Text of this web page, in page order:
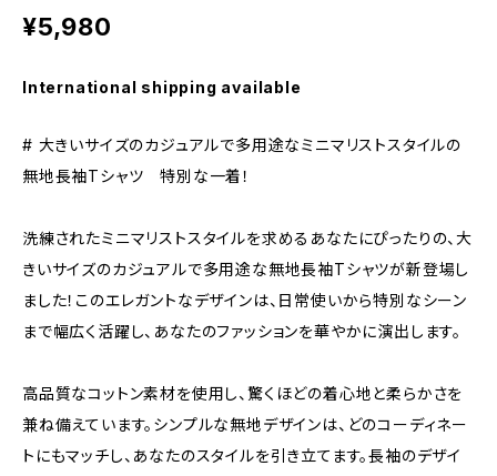
¥5,980
International shipping available
# 大きいサイズのカジュアルで多用途なミニマリストスタイルの
無地長袖Tシャツ 特別な一着！
洗練されたミニマリストスタイルを求めるあなたにぴったりの、大
きいサイズのカジュアルで多用途な無地長袖Tシャツが新登場し
ました！このエレガントなデザインは、日常使いから特別なシーン
まで幅広く活躍し、あなたのファッションを華やかに演出します。
高品質なコットン素材を使用し、驚くほどの着心地と柔らかさを
兼ね備えています。シンプルな無地デザインは、どのコーディネー
トにもマッチし、あなたのスタイルを引き立てます。長袖のデザイ